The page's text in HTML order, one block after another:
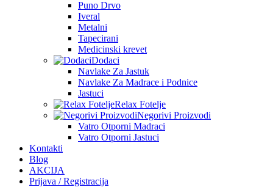
Puno Drvo
Iveral
Metalni
Tapecirani
Medicinski krevet
Dodaci
Navlake Za Jastuk
Navlake Za Madrace i Podnice
Jastuci
Relax Fotelje
Negorivi Proizvodi
Vatro Otporni Madraci
Vatro Otporni Jastuci
Kontakti
Blog
AKCIJA
Prijava / Registracija